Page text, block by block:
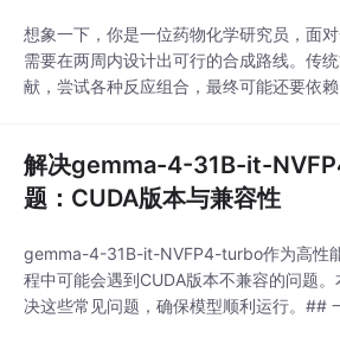
想象一下，你是一位药物化学研究员，面
需要在两周内设计出可行的合成路线。传
献，尝试各种反应组合，最终可能还要依
为什么化学家需要AI合成助手？ 🤔在化学
设计一直是耗时费力的
解决gemma-4-31B-it-
题：CUDA版本与兼容性
gemma-4-31B-it-NVFP4-turbo作为高性
程中可能会遇到CUDA版本不兼容的问题
决这些常见问题，确保模型顺利运行。##